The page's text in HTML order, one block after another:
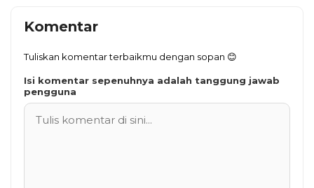
Komentar
Tuliskan komentar terbaikmu dengan sopan 😊
Isi komentar sepenuhnya adalah tanggung jawab
pengguna